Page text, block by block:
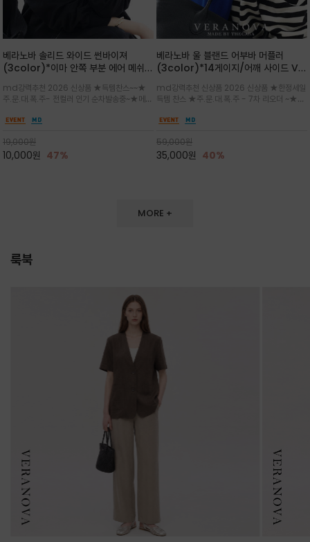
베라노바 솔리드 와이드 썬바이져
(3color)*이마 안쪽 부분 에어 메쉬
노바 심볼 전사 인쇄(Transfer
Printing)뒷밴딩으로 사이즈 조절이 가
능해 누구나 안정적으로 착용
md강력추천 2026 신상품 ★득템찬스~~★
주.문.대.폭.주- 전컬러 인기 순차발송중~★메쉬
일 보송보송한 스킨케어 핏(Skin-care fit)을
프,여행까지~~
19,000원
10,000원 47%
베라노바 울 블랜드 어부바 머플러
(3color)*14게이지/어깨 사이드 VN
잡는 감각적인 레이어드 니트 어부바숄/
뒷면의 은은한 V자 조직감과 부드러운
터치감으로 완성도를 높였으며, 단조로
md강력추천 신상품 2026 신상품 ★한정세일
득템 찬스 ★주.문.대.폭.주 - 7차 리오더 ~★셔
인트를 주기 좋으며, 소매 끝단에 위치한 실버
스러움을 동시에
59,000원
35,000원 40%
MORE +
룩북